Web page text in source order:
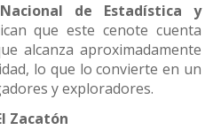
de Estadística y
que este cenote cuenta
alcanza aproximadamente
lo que lo convierte en un
y exploradores.
Zacatón